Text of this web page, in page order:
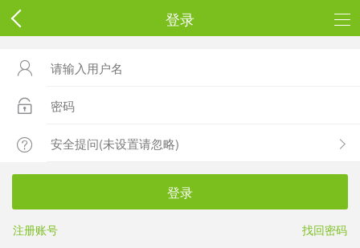
登录



登录
注册账号 找回密码